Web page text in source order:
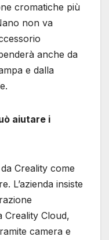
cromatiche più
non va
anche da
e dalla
aiutare i
Creality come
L’azienda insiste
Creality Cloud,
camera e